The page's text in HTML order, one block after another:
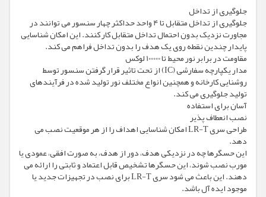
جلوگیری از تداخل
جلوگیری از تداخل متقابل تا 4 واحد حداکثر چهار سنسور می توانند در
مجاورت نزدیک بدون احتمال تداخل متقابل کار کنند. این امکان شناسایی
پایدار چندین نقطه روی یک هدف را بدون تداخل فراهم می کند.
مقاومت در برابر نور محیط تا 100000 لوکس
مدار یکپارچه سفارشی (IC) از تحت تاثیر قرار گرفتن سنسور توسط
روشنایی کارخانه و همچنین انواع مختلف نور تولید شده در فرآیندهای
تولید جلوگیری می کند.
آسان برای استفاده
نصب انعطاف پذیر
طراحی سری LR-T امکان شناسایی اهداف را از هر موقعیت نصب می
دهد.
این حسگرها چه در نزدیکی هدف، دور از هدف، به صورت افقی، عمودی یا
مورب نصب شوند، این حسگرها تشخیص قابل اعتماد و ثابتی را ارائه می
دهند. این باعث می شود سری LR-T برای نصب در تجهیزات جدید یا
موجود ایده آل باشد.